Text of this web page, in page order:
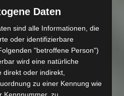
Daten
sind alle Informationen, die
oder identifizierbare
"betroffene Person")
wird eine natürliche
direkt oder indirekt,
zu einer Kennung wie
Kennnummer, zu